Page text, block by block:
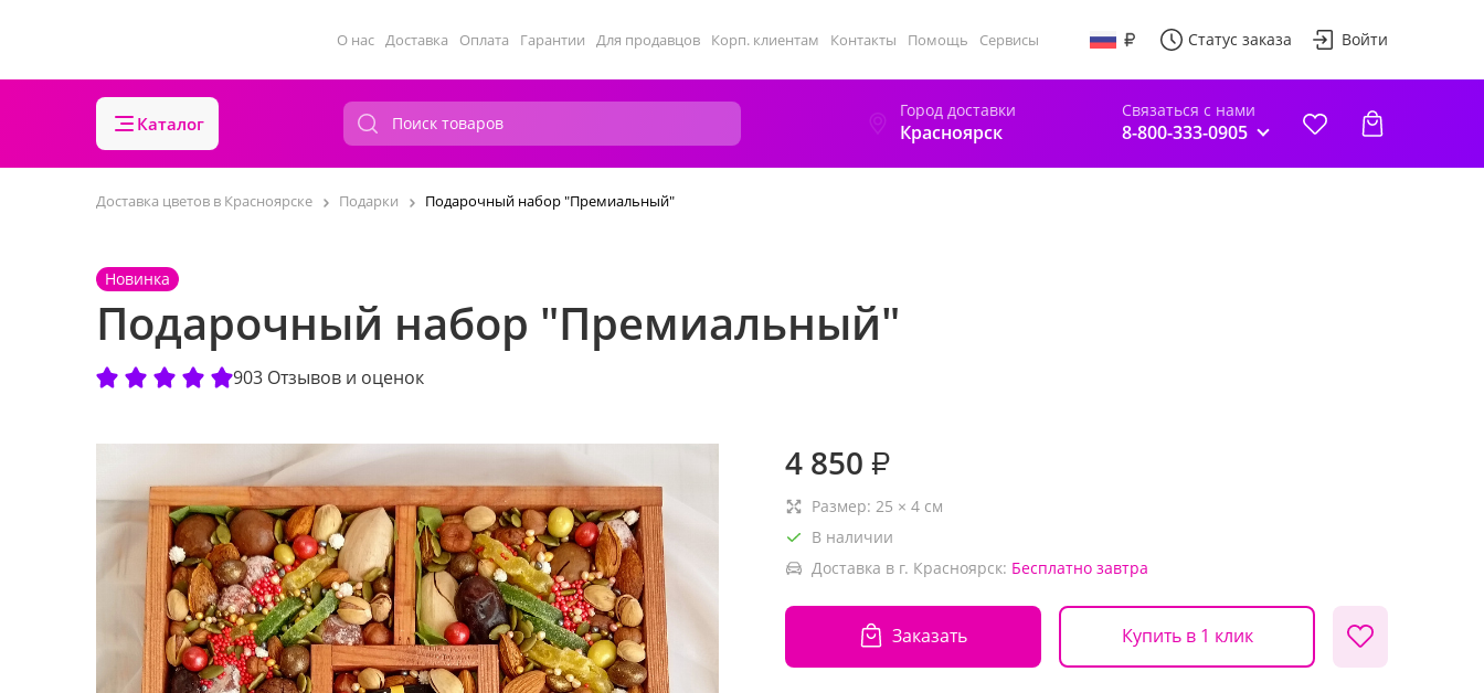
О нас Доставка Оплата Гарантии Для продавцов Корп. клиентам Контакты Помощь Сервисы Статус заказа Войти
Каталог
Город доставки
Красноярск
Связаться с нами
8-800-333-0905
Доставка цветов в Красноярске Подарки Подарочный набор "Премиальный"
Новинка
Подарочный набор "Премиальный"
903 Отзывов и оценок
4 850 ₽
Размер: 25 × 4 см
В наличии
Доставка в г. Красноярск: Бесплатно завтра
Заказать Купить в 1 клик